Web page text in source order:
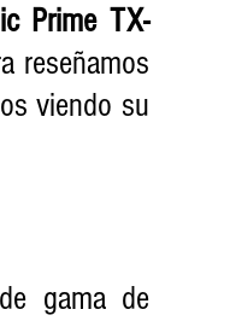
Prime TX-
reseñamos
viendo su
gama de